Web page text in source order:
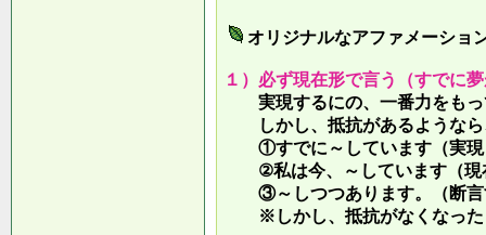
オリジナルなアファメーショ
１）必ず現在形で言う（すでに
実現するにの、一番力をもっ
しかし、抵抗があるような
①すでに～しています（実現
②私は今、～しています（現
③～しつつあります。（断言
※しかし、抵抗がなくなった